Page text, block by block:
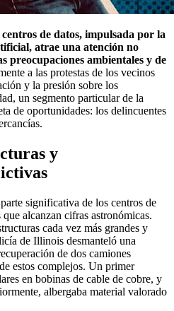
de datos, impulsada por la
atrae una atención no
preocupaciones ambientales y de
a las protestas de los vecinos
y la presión sobre los
un segmento particular de la
de oportunidades: los delincuentes
y
significativa de los centros de
alcanzan cifras astronómicas.
cada vez más grandes y
de Illinois desmanteló una
de dos camiones
estos complejos. Un primer
en bobinas de cable de cobre, y
albergaba material valorado